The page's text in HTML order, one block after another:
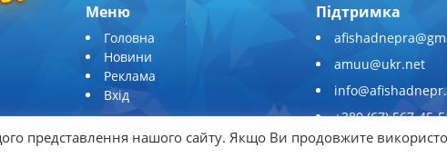
Меню
Головна
Новини
Реклама
Вхід
Підтримка
amuu@ukr.net
+380 (67) 567-45-
представлення нашого сайту. Якщо Ви продовжите